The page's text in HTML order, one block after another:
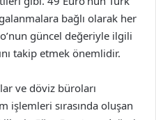
bağlı olarak her
güncel değeriyle ilgili
takip etmek önemlidir.
ve döviz büroları
işlemleri sırasında oluşan